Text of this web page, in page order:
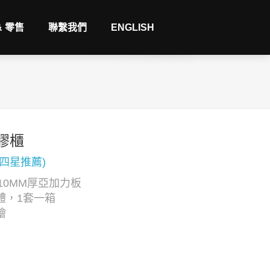
零售 聯繫我們 ENGLISH
櫃
星推薦)
厚亞加力板
，1套一箱